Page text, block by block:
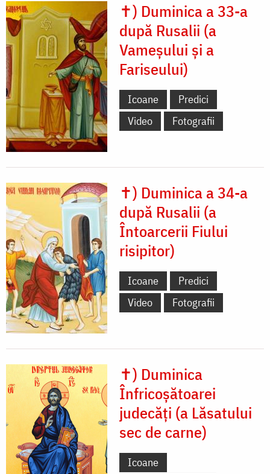
✝) Duminica a 33-a
după Rusalii (a
Vameșului și a
Fariseului)
Icoane
Predici
Video
Fotografii
✝) Duminica a 34-a
după Rusalii (a
Întoarcerii Fiului
risipitor)
Icoane
Predici
Video
Fotografii
✝) Duminica
Înfricoșătoarei
judecăți (a Lăsatului
sec de carne)
Icoane